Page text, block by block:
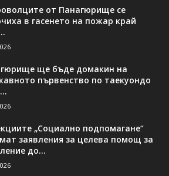
от Панагюрище се
в гасенето на пожар край
ще бъде домакин на
първенство по таекуондо
„Социално подпомагане“
заявления за целева помощ за
до...